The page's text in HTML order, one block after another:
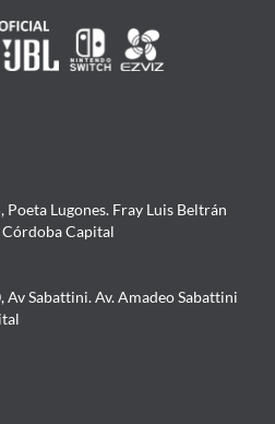
Poeta Lugones. Fray Luis Beltrán
Córdoba Capital
Av Sabattini. Av. Amadeo Sabattini